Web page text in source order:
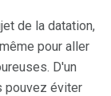
de la datation,
pour aller
D'un
pouvez éviter